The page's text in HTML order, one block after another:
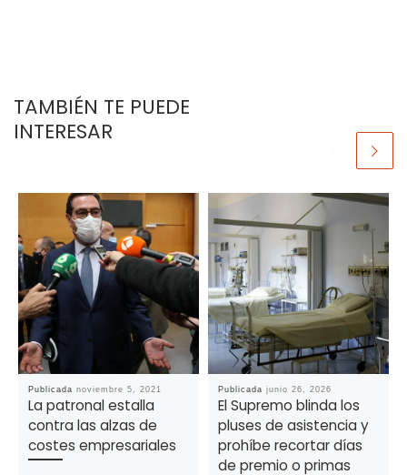
TAMBIÉN TE PUEDE
INTERESAR
Publicada noviembre 5, 2021
La patronal estalla
contra las alzas de
costes empresariales
Publicada junio 26, 2026
El Supremo blinda los
pluses de asistencia y
prohíbe recortar días
de premio o primas